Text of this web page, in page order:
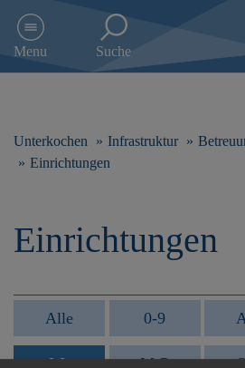
e
i
Menu Suche
Unterkochen Infrastruktur
Einrichtungen
Einrichtungen
Alle 0-9
I-L M-P